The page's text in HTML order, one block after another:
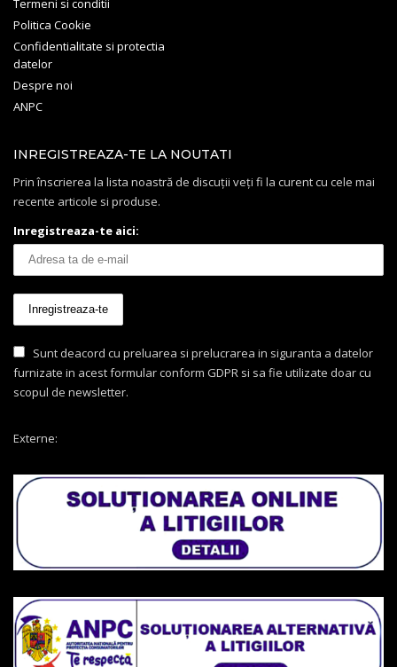
Termeni si conditii
Politica Cookie
Confidentialitate si protectia
datelor
Despre noi
ANPC
INREGISTREAZA-TE LA NOUTATI
Prin înscrierea la lista noastră de discuții veți fi la curent cu cele mai
recente articole si produse.
Inregistreaza-te aici:
Sunt deacord cu preluarea si prelucrarea in siguranta a datelor
furnizate in acest formular conform GDPR si sa fie utilizate doar cu
scopul de newsletter.
Externe: